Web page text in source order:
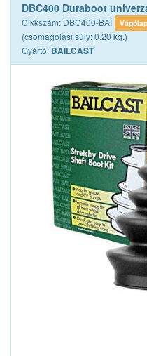
DBC400 Duraboot
Cikkszám: DBC400-BAI
(csomagolási súly: 0.20 kg.)
Gyártó: BAILCAST